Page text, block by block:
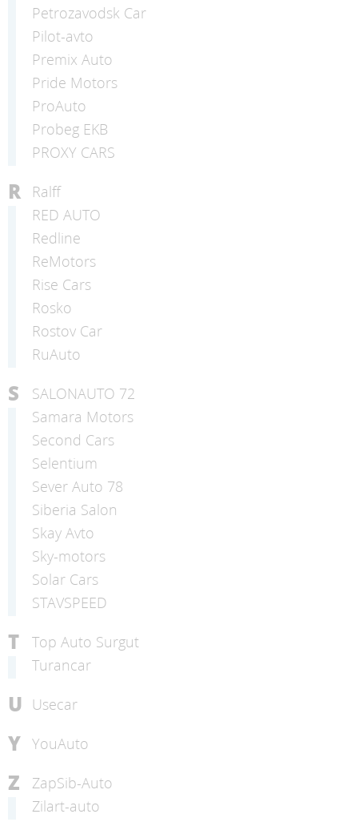
Petrozavodsk Car
Pilot-avto
Premix Auto
Pride Motors
ProAuto
Probeg EKB
PROXY CARS
R
Ralff
RED AUTO
Redline
ReMotors
Rise Cars
Rosko
Rostov Car
RuAuto
S
SALONAUTO 72
Samara Motors
Second Cars
Selentium
Sever Auto 78
Siberia Salon
Skay Avto
Sky-motors
Solar Cars
STAVSPEED
T
Top Auto Surgut
Turancar
U Usecar
Y YouAuto
Z
ZapSib-Auto
Zilart-auto